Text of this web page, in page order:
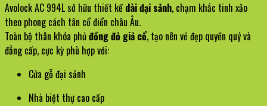
Avolock AC 994L sở hữu thiết kếdài đại sảnh, chạm khắc tinh xảo
theo phong cách tân cổ điển châu Âu.
Toàn bộ thân khóa phủđồng đỏ giả cổ, tạo nên vẻ đẹp quyền quý và
đẳng cấp, cực kỳ phù hợp với:
Cửa gỗ đại sảnh
Nhà biệt thự cao cấp